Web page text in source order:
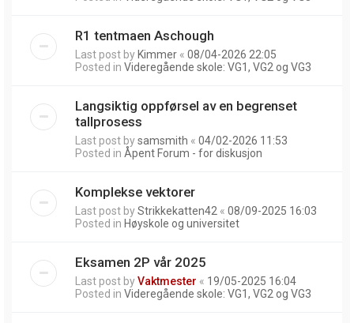
R1 tentmaen Aschough
Last post by Kimmer « 08/04-2026 22:05
Posted in Videregående skole: VG1, VG2 og VG3
Langsiktig oppførsel av en begrenset
tallprosess
Last post bysamsmith « 04/02-2026 11:53
Posted in Åpent Forum - for diskusjon
Komplekse vektorer
Last post byStrikkekatten42 « 08/09-2025 16:03
Posted in Høyskole og universitet
Eksamen 2P vår 2025
Last post byVaktmester « 19/05-2025 16:04
Posted in Videregående skole: VG1, VG2 og VG3